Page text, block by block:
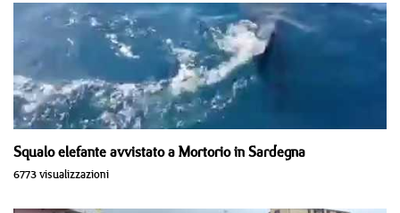
Squalo elefante avvistato a Mortorio in Sardegna
6773 visualizzazioni